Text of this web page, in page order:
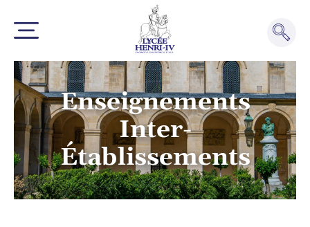
Enseignements
Inter-
Établissements